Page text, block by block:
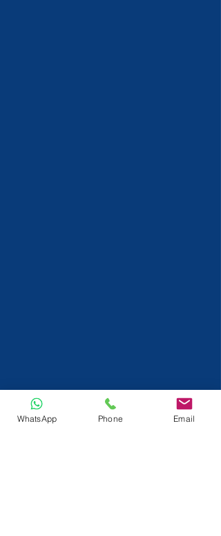
WhatsApp Phone Email